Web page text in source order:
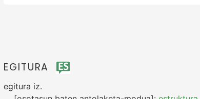
EGITURA
egitura iz.